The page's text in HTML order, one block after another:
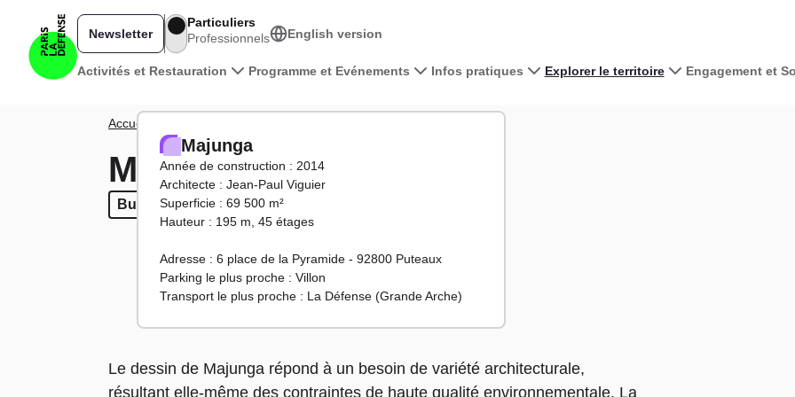
Navigation principale
Activités et Restauration Programme et Evénements Infos pratiques Explorer le territoire Engagement et
Newsletter
Particuliers
Professionnels
English version
Fil d'Ariane
Accueil
Majunga
BureauxBureaux
Majunga
Année de construction : 2014
Architecte : Jean-Paul Viguier
Superficie : 69 500 m²
Hauteur : 195 m, 45 étages
Adresse : 6 place de la Pyramide - 92800 Puteaux
Parking le plus proche : Villon
Transport le plus proche : La Défense (Grande Arche)
Le dessin de Majunga répond à un besoin de variété architecturale,
résultant elle-même des contraintes de haute qualité environnementale. La